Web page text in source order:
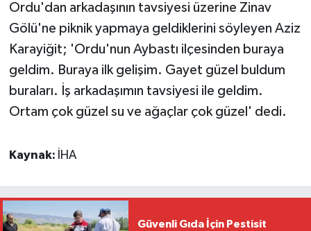
Ordu'dan arkadaşının tavsiyesi üzerine Zinav
Gölü'ne piknik yapmaya geldiklerini söyleyen Aziz
Karayiğit; 'Ordu'nun Aybastı ilçesinden buraya
geldim. Buraya ilk gelişim. Gayet güzel buldum
buraları. İş arkadaşımın tavsiyesi ile geldim.
Ortam çok güzel su ve ağaçlar çok güzel' dedi.
Kaynak: İHA
Güvenli Gıda İçin Pestisit